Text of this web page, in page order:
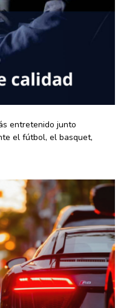
entretenido junto
el fútbol, el basquet,